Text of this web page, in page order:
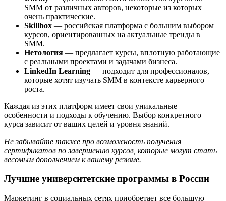
SMM от различных авторов, некоторые из которых
очень практические.
Skillbox — российская платформа с большим выбором
курсов, ориентированных на актуальные тренды в
SMM.
Нетология — предлагает курсы, вплотную работающие
с реальными проектами и задачами бизнеса.
LinkedIn Learning — подходит для профессионалов,
которые хотят изучать SMM в контексте карьерного
роста.
Каждая из этих платформ имеет свои уникальные
особенности и подходы к обучению. Выбор конкретного
курса зависит от ваших целей и уровня знаний.
Не забывайте также про возможность получения
сертификатов по завершению курсов, которые могут стать
весомым дополнением к вашему резюме.
Лучшие университетские программы в России
Маркетинг в социальных сетях приобретает все большую